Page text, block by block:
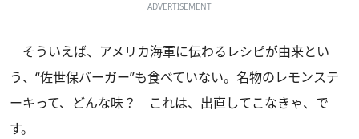
ADVERTISEMENT
そういえば、アメリカ海軍に伝わるレシピが由来とい
う、“佐世保バーガー”も食べていない。名物のレモンステ
ーキって、どんな味？ これは、出直してこなきゃ、で
す。